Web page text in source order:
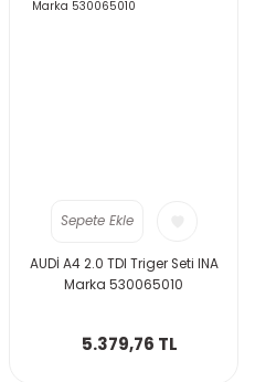
Sepete Ekle
AUDİ A4 2.0 TDI Triger Seti INA
Marka 530065010
5.379,76 TL